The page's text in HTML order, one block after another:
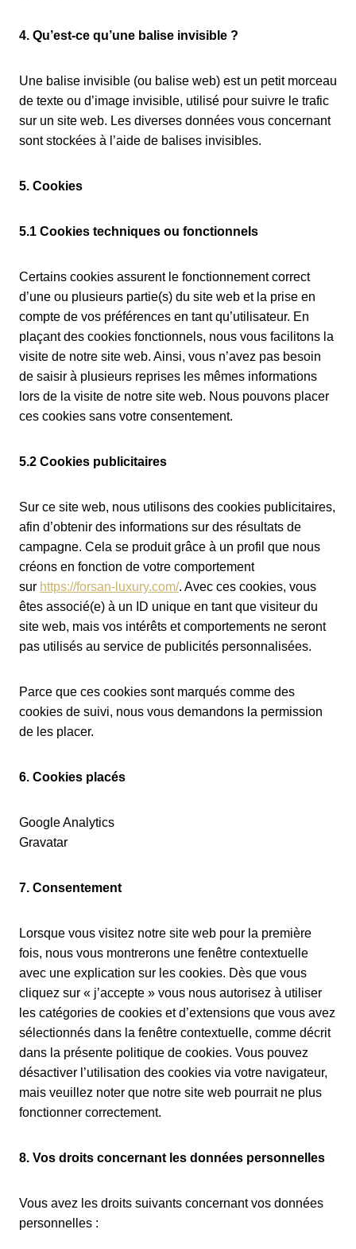
4. Qu’est-ce qu’une balise invisible ?
Une balise invisible (ou balise web) est un petit morceau
de texte ou d’image invisible, utilisé pour suivre le trafic
sur un site web. Les diverses données vous concernant
sont stockées à l’aide de balises invisibles.
5. Cookies
5.1 Cookies techniques ou fonctionnels
Certains cookies assurent le fonctionnement correct
d’une ou plusieurs partie(s) du site web et la prise en
compte de vos préférences en tant qu’utilisateur. En
plaçant des cookies fonctionnels, nous vous facilitons la
visite de notre site web. Ainsi, vous n’avez pas besoin
de saisir à plusieurs reprises les mêmes informations
lors de la visite de notre site web. Nous pouvons placer
ces cookies sans votre consentement.
5.2 Cookies publicitaires
Sur ce site web, nous utilisons des cookies publicitaires,
afin d’obtenir des informations sur des résultats de
campagne. Cela se produit grâce à un profil que nous
créons en fonction de votre comportement
sur https://forsan-luxury.com/. Avec ces cookies, vous
êtes associé(e) à un ID unique en tant que visiteur du
site web, mais vos intérêts et comportements ne seront
pas utilisés au service de publicités personnalisées.
Parce que ces cookies sont marqués comme des
cookies de suivi, nous vous demandons la permission
de les placer.
6. Cookies placés
Google Analytics
Gravatar
7. Consentement
Lorsque vous visitez notre site web pour la première
fois, nous vous montrerons une fenêtre contextuelle
avec une explication sur les cookies. Dès que vous
cliquez sur « j’accepte » vous nous autorisez à utiliser
les catégories de cookies et d’extensions que vous avez
sélectionnés dans la fenêtre contextuelle, comme décrit
dans la présente politique de cookies. Vous pouvez
désactiver l’utilisation des cookies via votre navigateur,
mais veuillez noter que notre site web pourrait ne plus
fonctionner correctement.
8. Vos droits concernant les données personnelles
Vous avez les droits suivants concernant vos données
personnelles :